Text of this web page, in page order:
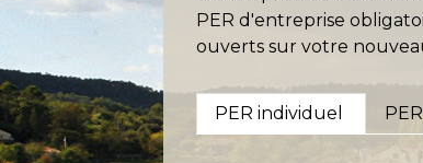
PER d'entreprise
ouverts sur votre
PER individuel